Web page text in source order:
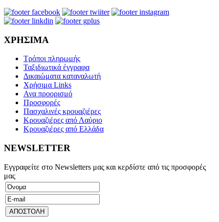
ΧΡΗΣΙΜΑ
Τρόποι πληρωμής
Ταξιδιωτικά έγγραφα
Δικαιώματα καταναλωτή
Χρήσιμα Links
Ανα προορισμό
Προσφορές
Πασχαλινές κρουαζιέρες
Κρουαζιέρες από Λαύριο
Κρουαζιέρες από Ελλάδα
NEWSLETTER
Εγγραφείτε στο Newsletters μας και κερδίστε από τις προσφορές
μας